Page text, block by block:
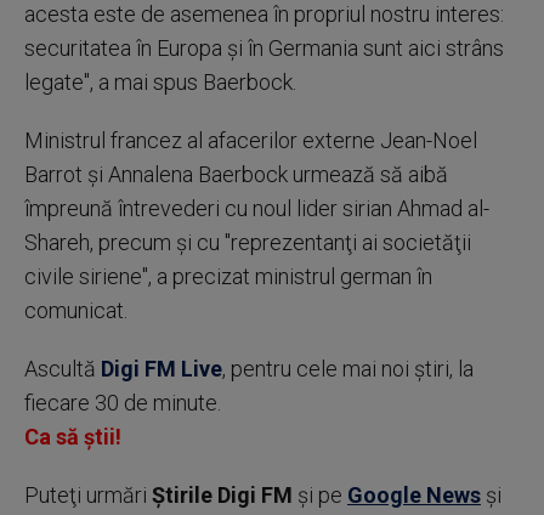
acesta este de asemenea în propriul nostru interes:
securitatea în Europa şi în Germania sunt aici strâns
legate", a mai spus Baerbock.
Ministrul francez al afacerilor externe Jean-Noel
Barrot şi Annalena Baerbock urmează să aibă
împreună întrevederi cu noul lider sirian Ahmad al-
Shareh, precum şi cu "reprezentanţi ai societăţii
civile siriene", a precizat ministrul german în
comunicat.
Ascultă Digi FM Live, pentru cele mai noi știri, la
fiecare 30 de minute.
Ca să știi!
Puteţi urmări Știrile Digi FM şi pe Google News şi